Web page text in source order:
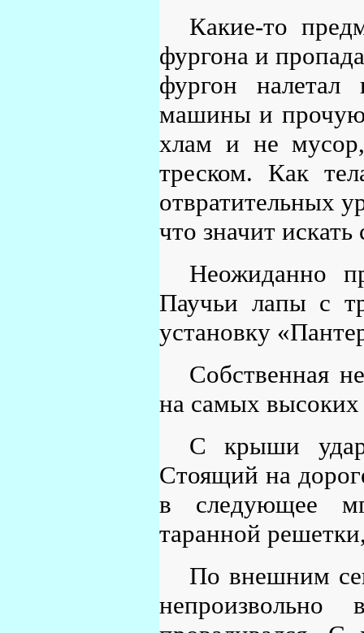
Какие-то
фургона и
фургон
машины и прочую
хлам и не
треском. Как
отвратительных
что значит
Неожиданно
Паучьи лапы с
установку
Собственная
на самых высоких
С крыши
Стоящий на
в следующее
таранной
По внешним
непроизвольно